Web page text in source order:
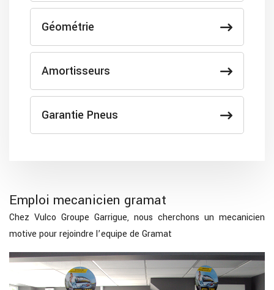
Géométrie
Amortisseurs
Garantie Pneus
Emploi mecanicien gramat
Chez Vulco Groupe Garrigue, nous cherchons un mecanicien
motive pour rejoindre l’equipe de Gramat